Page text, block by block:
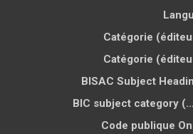
Catégorie
Catégorie
BISAC Subject
BIC subject category (UK)
Code publique